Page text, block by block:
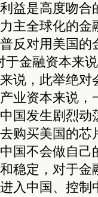
益是高度吻合
主全球化的金
反对用美国的
于金融资本来
说，此举绝对
业资本来说，
国发生剧烈动
购买美国的
国不会做自己
稳定，对于金
入中国、控制